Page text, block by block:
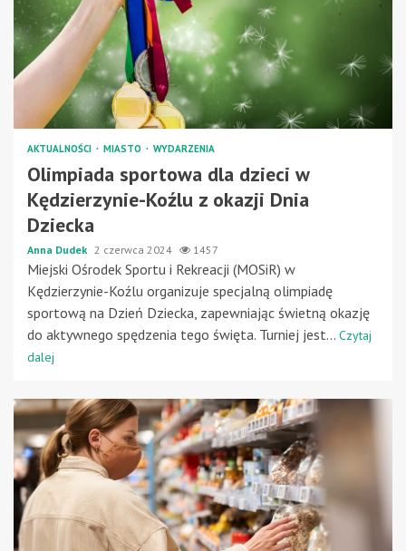
AKTUALNOŚCI MIASTO WYDARZENIA
Olimpiada sportowa dla dzieci w
Kędzierzynie-Koźlu z okazji Dnia
Dziecka
Anna Dudek 2 czerwca 2024 1457
Miejski Ośrodek Sportu i Rekreacji (MOSiR) w
Kędzierzynie-Koźlu organizuje specjalną olimpiadę
sportową na Dzień Dziecka, zapewniając świetną okazję
do aktywnego spędzenia tego święta. Turniej jest... Czytaj
dalej